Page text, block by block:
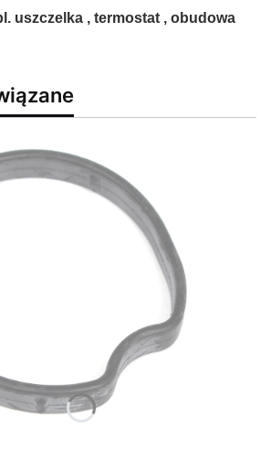
uszczelka , termostat , obudowa